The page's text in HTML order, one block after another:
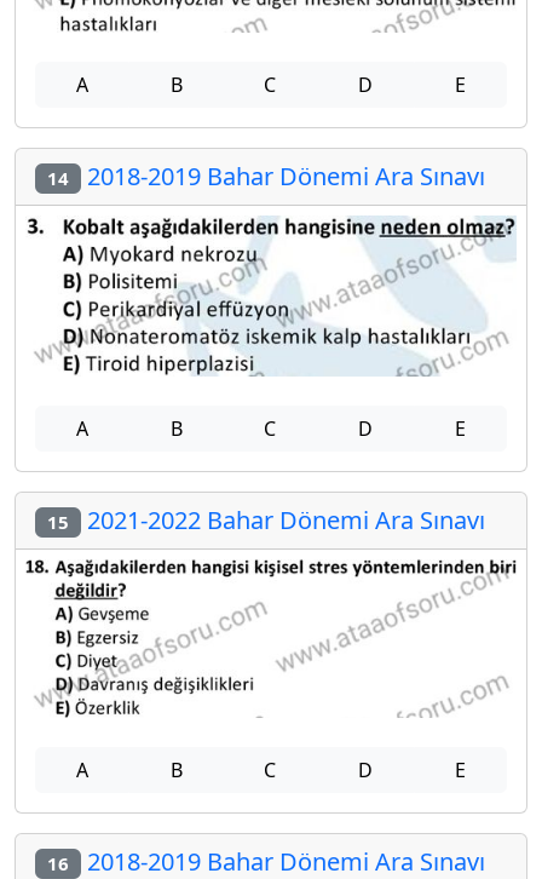
A B C D E
14 2018-2019 Bahar Dönemi Ara Sınavı
A B C D E
15 2021-2022 Bahar Dönemi Ara Sınavı
A B C D E
16 2018-2019 Bahar Dönemi Ara Sınavı